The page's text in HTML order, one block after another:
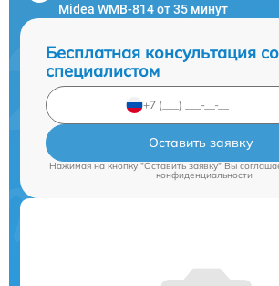
Midea WMB-814 от 35 минут
Бесплатная консультация со
специалистом
Оставить заявку
Нажимая на кнопку "Оставить заявку" Вы
конфиденциальности